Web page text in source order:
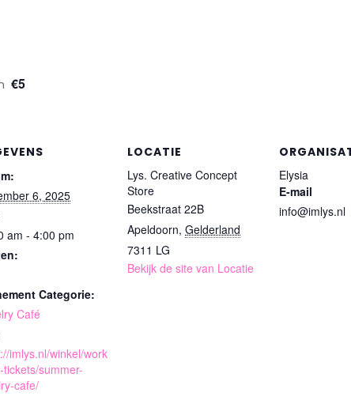
€5
6, 2025
am - 4:00 pm
Categorie:
Café
imlys.nl/winkel/work
tickets/summer-
cafe/
LOCATIE
Lys. Creative Concept
Store
Beekstraat 22B
Apeldoorn, Gelderland
7311 LG
Bekijk de site van Locatie
Elysia
E-mail
info@imlys.nl